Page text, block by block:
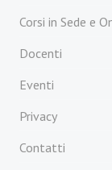
Corsi in Sede e
Docenti
Eventi
Privacy
Contatti